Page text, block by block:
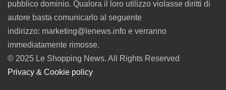
pubblico dominio. Qualora il loro utilizzo violasse diritti di
autore basta comunicarlo al seguente
indirizzo: marketing@lenews.info e verranno
immediatamente rimosse.
© 2025 Le Shopping News. All Rights Reserved
Privacy & Cookie policy